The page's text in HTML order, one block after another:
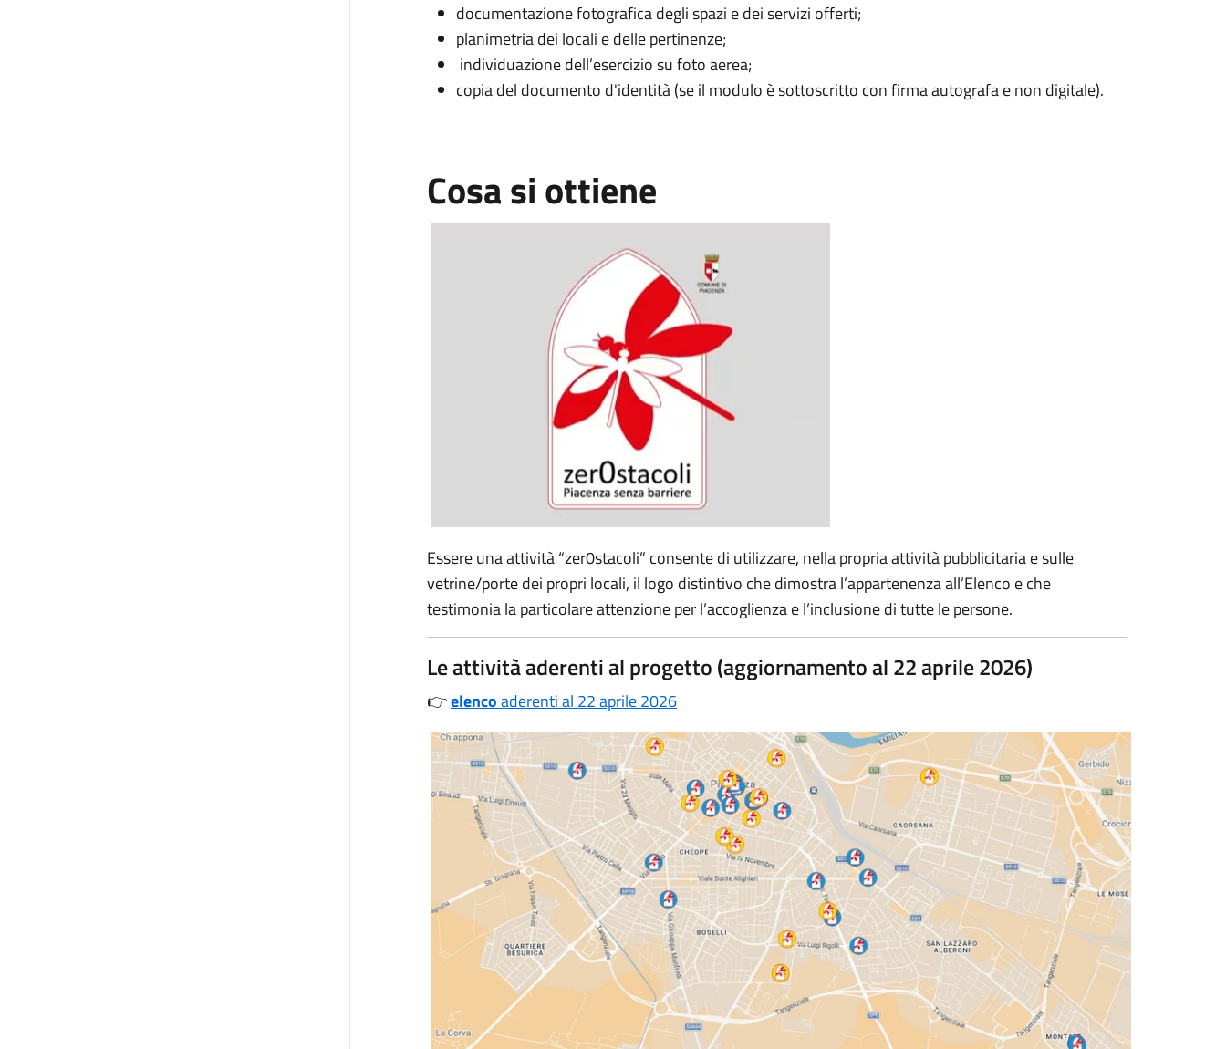
documentazione fotografica degli spazi e dei servizi offerti;
planimetria dei locali e delle pertinenze;
individuazione dell’esercizio su foto aerea;
copia del documento d'identità (se il modulo è sottoscritto con firma autografa e non digitale).
Cosa si ottiene
Essere una attività “zer0stacoli” consente di utilizzare, nella propria attività pubblicitaria e sulle
vetrine/porte dei propri locali, il logo distintivo che dimostra l’appartenenza all’Elenco e che
testimonia la particolare attenzione per l’accoglienza e l’inclusione di tutte le persone.
Le attività aderenti al progetto (aggiornamento al 22 aprile 2026)
👉elencoaderenti al 22 aprile 2026